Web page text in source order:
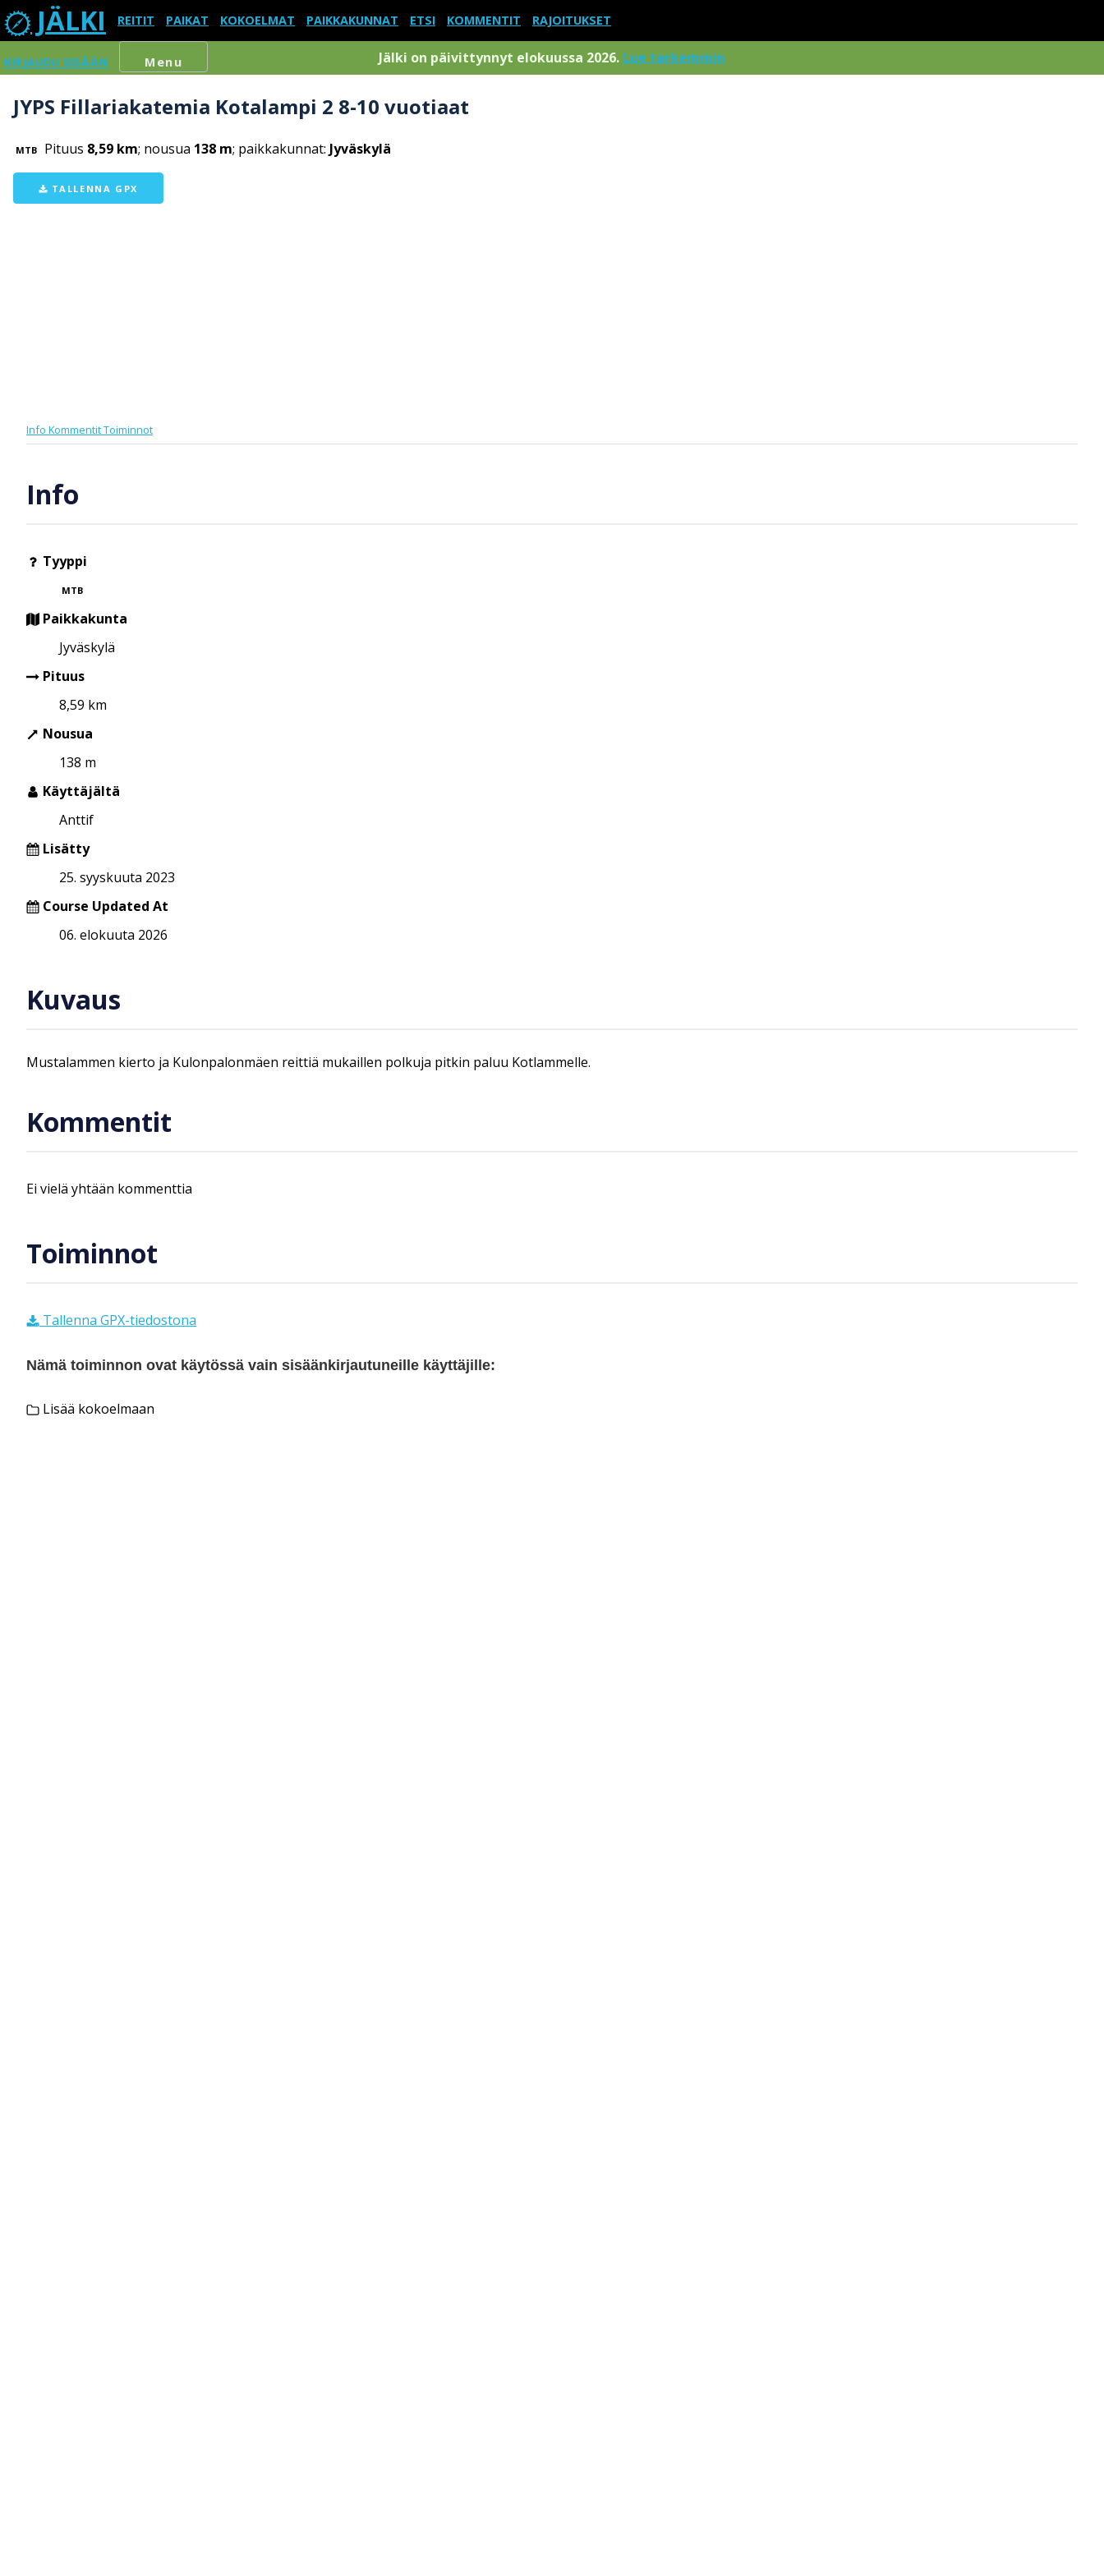
JÄLKI REITIT PAIKAT KOKOELMAT PAIKKAKUNNAT ETSI KOMMENTIT RAJOITUKSET
KIRJAUDU SISÄÄN Menu Jälki on päivittynnyt elokuussa 2026. Lue tarkemmin
JYPS Fillariakatemia Kotalampi 2 8-10 vuotiaat
MTB Pituus 8,59 km; nousua 138 m; paikkakunnat: Jyväskylä
TALLENNA GPX
Info KommentitToiminnot
Info
Tyyppi
MTB
Paikkakunta
Jyväskylä
Pituus
8,59 km
Nousua
138 m
Käyttäjältä
Anttif
Lisätty
25. syyskuuta 2023
Course Updated At
06. elokuuta 2026
Kuvaus
Mustalammen kierto ja Kulonpalonmäen reittiä mukaillen polkuja pitkin paluu Kotlammelle.
Kommentit
Ei vielä yhtään kommenttia
Toiminnot
Tallenna GPX-tiedostona
Nämä toiminnon ovat käytössä vain sisäänkirjautuneille käyttäjille:
Lisää kokoelmaan